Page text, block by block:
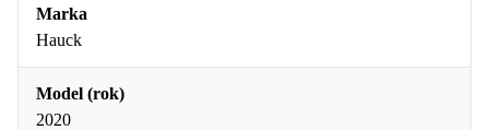
Marka
Hauck
Model (rok)
2020